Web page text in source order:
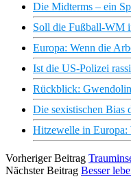
Die Midterms – ein
Soll die Fußball-WM
Europa: Wenn die
Ist die US-Polizei
Rückblick:
Die sexistischen Bias
Hitzewelle in Europa:
Vorheriger Beitrag
Nächster Beitrag Besser